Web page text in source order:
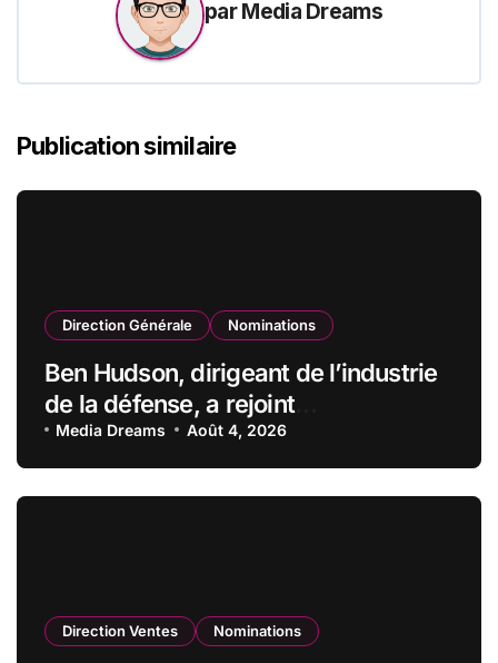
parMedia Dreams
Publication similaire
Direction Générale Nominations
Ben Hudson, dirigeant de l’industrie
de la défense, a rejoint
CZECHOSLOVAK GROUP (CSG) en
qualité de vice-président du conseil
d’administration
Media Dreams Août 4, 2026
Direction Ventes Nominations